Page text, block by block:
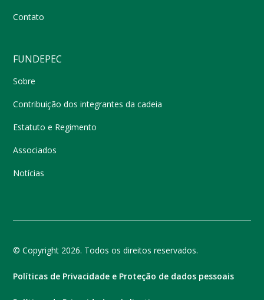
Contato
FUNDEPEC
Sobre
Contribuição dos integrantes da cadeia
Estatuto e Regimento
Associados
Notícias
© Copyright 2026. Todos os direitos reservados.
Políticas de Privacidade e Proteção de dados pessoais